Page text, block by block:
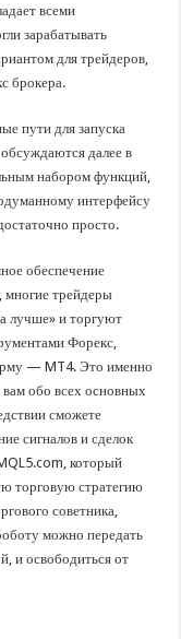
всеми
зарабатывать
для трейдеров,
брокера.
пути для запуска
далее в
набором функций,
интерфейсу
просто.
обеспечение
многие трейдеры
лучше» и торгуют
Форекс,
— MT4. Это именно
вам обо всех основных
сможете
сигналов и сделок
который
торговую стратегию
советника,
можно передать
и освободиться от